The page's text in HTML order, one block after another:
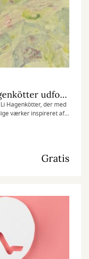
Månedens kunstner: Li Hagenkötter udforsker naturens former og indre landskaber
Hagenkötter, der med
værker inspireret af
Gratis